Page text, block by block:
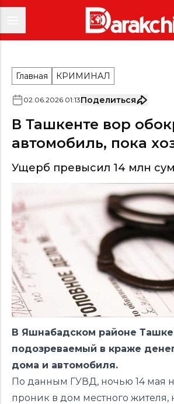
Главная КРИМИНАЛ
02.06.2026 01:13Поделиться
В Ташкенте вор
автомобиль, пока
Ущерб превысил 14 млн
В Яшнабадском районе
подозреваемый в краже
дома и автомобиля.
По данным ГУВД, ночью 14 мая
проник в дом местного жителя,